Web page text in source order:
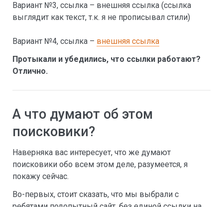
Вариант №3, ссылка – внешняя ссылка (ссылка
выглядит как текст, т.к. я не прописывал стили)
Вариант №4, ссылка – внешняя ссылка
Протыкали и убедились, что ссылки работают?
Отлично.
А что думают об этом
поисковики?
Наверняка вас интересует, что же думают
поисковики обо всем этом деле, разумеется, я
покажу сейчас.
Во-первых, стоит сказать, что мы выбрали с